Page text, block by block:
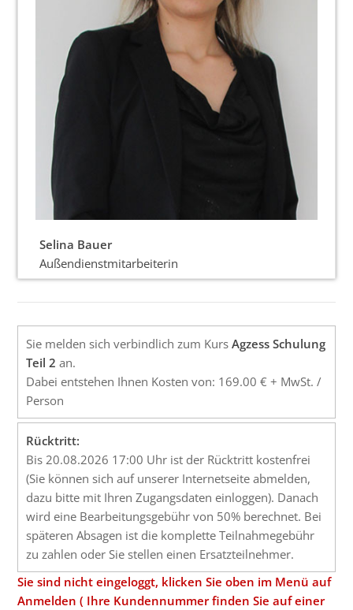
Selina Bauer
Außendienstmitarbeiterin
Sie melden sich verbindlich zum Kurs Agzess Schulung
Teil 2 an.
Dabei entstehen Ihnen Kosten von: 169.00 € + MwSt. /
Person
Rücktritt:
Bis 20.08.2026 17:00 Uhr ist der Rücktritt kostenfrei
(Sie können sich auf unserer Internetseite abmelden,
dazu bitte mit Ihren Zugangsdaten einloggen). Danach
wird eine Bearbeitungsgebühr von 50% berechnet. Bei
späteren Absagen ist die komplette Teilnahmegebühr
zu zahlen oder Sie stellen einen Ersatzteilnehmer.
Sie sind nicht eingeloggt, klicken Sie oben im Menü auf
Anmelden ( Ihre Kundennummer finden Sie auf einer